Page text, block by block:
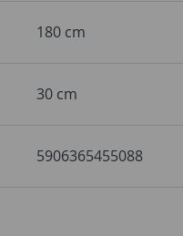
180 cm
30 cm
5906365455088